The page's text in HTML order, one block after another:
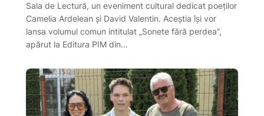
Sala de Lectură, un eveniment cultural dedicat poeților
Camelia Ardelean și David Valentin. Aceștia își vor
lansa volumul comun intitulat „Sonete fără perdea”,
apărut la Editura PIM din…